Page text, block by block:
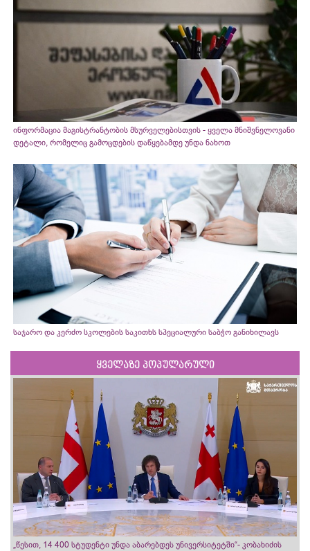
ინფორმაცია მაგისტრანტობის მსურველებისთვის - ყველა მნიშვნელოვანი
დეტალი, რომელიც გამოცდების დაწყებამდე უნდა ნახოთ
საჯარო და კერძო სკოლების საკითხს სპეციალური საბჭო განიხილავს
ყველაზე პოპულარული
„წესით, 14 400 სტუდენტი უნდა აბარებდეს უნივერსიტეტში“- კობახიძის